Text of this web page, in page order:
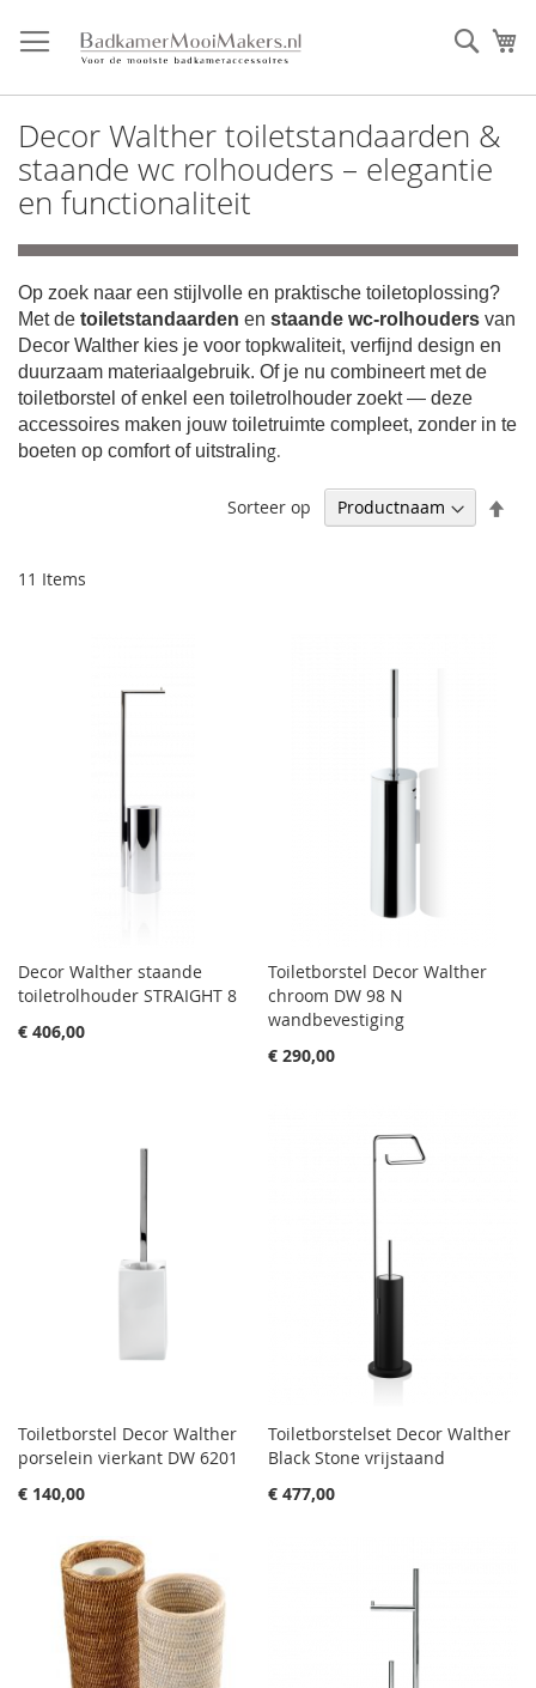
direct
door
inhoud
Decor Walther toiletstandaarden &
staande wc rolhouders – elegantie
en functionaliteit
Op zoek naar een stijlvolle en praktische toiletoplossing?
Met de toiletstandaarden en staande wc‑rolhouders van
Decor Walther kies je voor topkwaliteit, verfijnd design en
duurzaam materiaalgebruik. Of je nu combineert met de
toiletborstel of enkel een toiletrolhouder zoekt — deze
accessoires maken jouw toiletruimte compleet, zonder in te
boeten op comfort of uitstraling.
11 Items
Sorteer op
Decor Walther staande
toiletrolhouder STRAIGHT 8
€ 406,00
Toiletborstel Decor Walther
chroom DW 98 N
wandbevestiging
€ 290,00
Toiletborstel Decor Walther
porselein vierkant DW 6201
€ 140,00
Toiletborstelset Decor Walther
Black Stone vrijstaand
€ 477,00